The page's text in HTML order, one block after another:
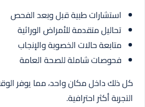
استشارات طبية قبل وبعد الفحص
تحاليل متقدمة للأمراض الوراثية
متابعة حالات الخصوبة والإنجاب
فحوصات شاملة للصحة العامة
كل ذلك داخل مكان واحد، مما يوفر
التجربة أكثر احترافية.